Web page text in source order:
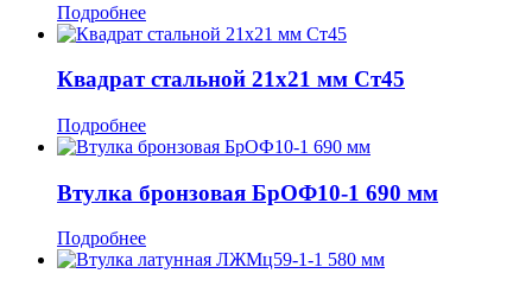
Подробнее
Квадрат стальной 21x21 мм Ст45
Подробнее
Втулка бронзовая БрОФ10-1 690 мм
Подробнее